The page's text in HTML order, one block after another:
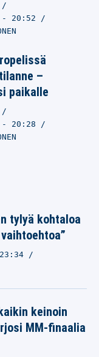
- 20:52
–
paikalle
- 20:28
tylyä kohtaloa
keinoin
MM-finaalia